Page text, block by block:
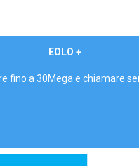
EOLO +
fino a 30Mega e chiamare